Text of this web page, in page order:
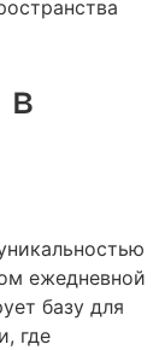
в
ежедневной
базу для
где